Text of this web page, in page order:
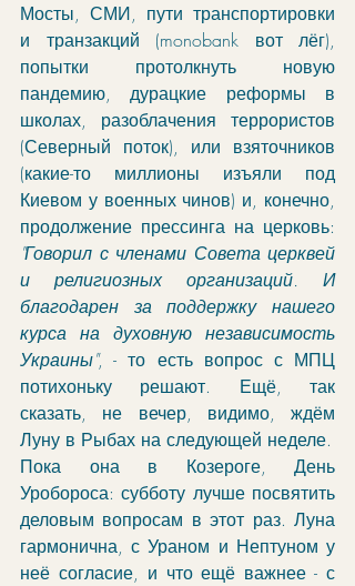
Мосты, СМИ, пути транспортировки
и транзакций (monobank вот лёг),
попытки протолкнуть новую
пандемию, дурацкие реформы в
школах, разоблачения террористов
(Северный поток), или взяточников
(какие-то миллионы изъяли под
Киевом у военных чинов) и, конечно,
"Говорил с членами Совета церквей
и религиозных организаций. И
благодарен за поддержку нашего
курса на духовную независимость
Украины", - то есть вопрос с МПЦ
потихоньку решают. Ещё, так
сказать, не вечер, видимо, ждём
Пока она в Козероге, День
Уробороса: субботу лучше посвятить
деловым вопросам в этот раз. Луна
гармонична, с Ураном и Нептуном у
неё согласие, и что ещё важнее - с